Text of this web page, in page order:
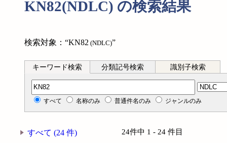
KN82(NDLC) の検索結果
検索対象：“KN82 (NDLC)”
キーワード検索 分類記号検索 識別子検索
分類記号検索
すべて 名称のみ 普通件名のみ ジャンルのみ
すべて (24 件)
24件中 1 - 24 件目